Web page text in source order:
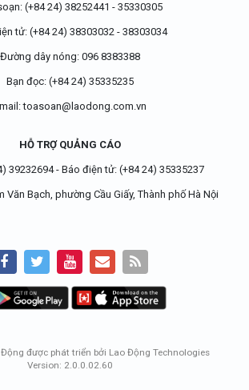
(+84 24) 38252441 - 35330305
tử: (+84 24) 38303032 - 38303034
Đường dây nóng: 096 8383388
Bạn đọc: (+84 24) 35335235
toasoan@laodong.com.vn
HỖ TRỢ QUẢNG CÁO
39232694- Báo điện tử: (+84 24) 35335237
Văn Bạch, phường Cầu Giấy, Thành phố Hà Nội
được phát triển bởi Lao Động Technologies
Version: 2.0.0.02.60